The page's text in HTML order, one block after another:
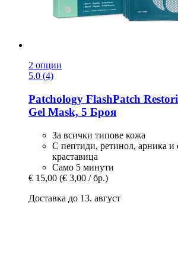
2 опции
5.0 (4)
Patchology FlashPatch
Gel Mask, 5 Броя
За всички типове кожа
С пептиди, ретинол, арника и
краставица
Само 5 минути
€ 15,00 (€ 3,00 / бр.)
Доставка до 13. август